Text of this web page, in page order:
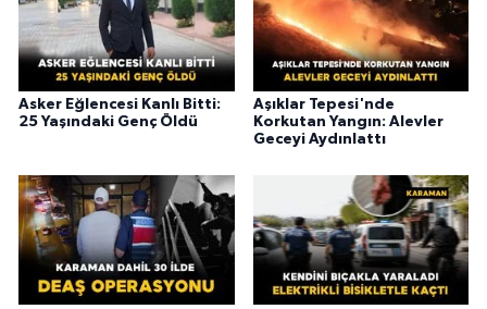
Asker Eğlencesi Kanlı Bitti:
25 Yaşındaki Genç Öldü
Aşıklar Tepesi'nde
Korkutan Yangın: Alevler
Geceyi Aydınlattı